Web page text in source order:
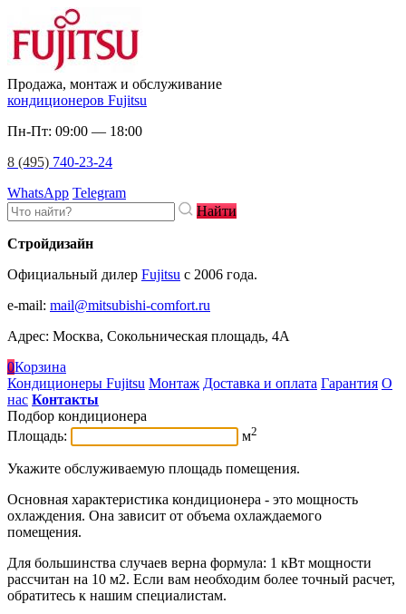
Продажа, монтаж и обслуживание
кондиционеров Fujitsu
Пн-Пт: 09:00 — 18:00
8 (495) 740-23-24
WhatsApp Telegram
Найти
Стройдизайн
Официальный дилер Fujitsu c 2006 года.
e-mail: mail@mitsubishi-comfort.ru
Адрес: Москва, Сокольническая площадь, 4А
0Корзина
Кондиционеры Fujitsu Монтаж Доставка и оплата Гарантия О
нас Контакты
Подбор кондиционера
Площадь:
м2
Укажите обслуживаемую площадь помещения.
Основная характеристика кондиционера - это мощность
охлаждения. Она зависит от объема охлаждаемого
помещения.
Для большинства случаев верна формула: 1 кВт мощности
рассчитан на 10 м2. Если вам необходим более точный расчет,
обратитесь к нашим специалистам.